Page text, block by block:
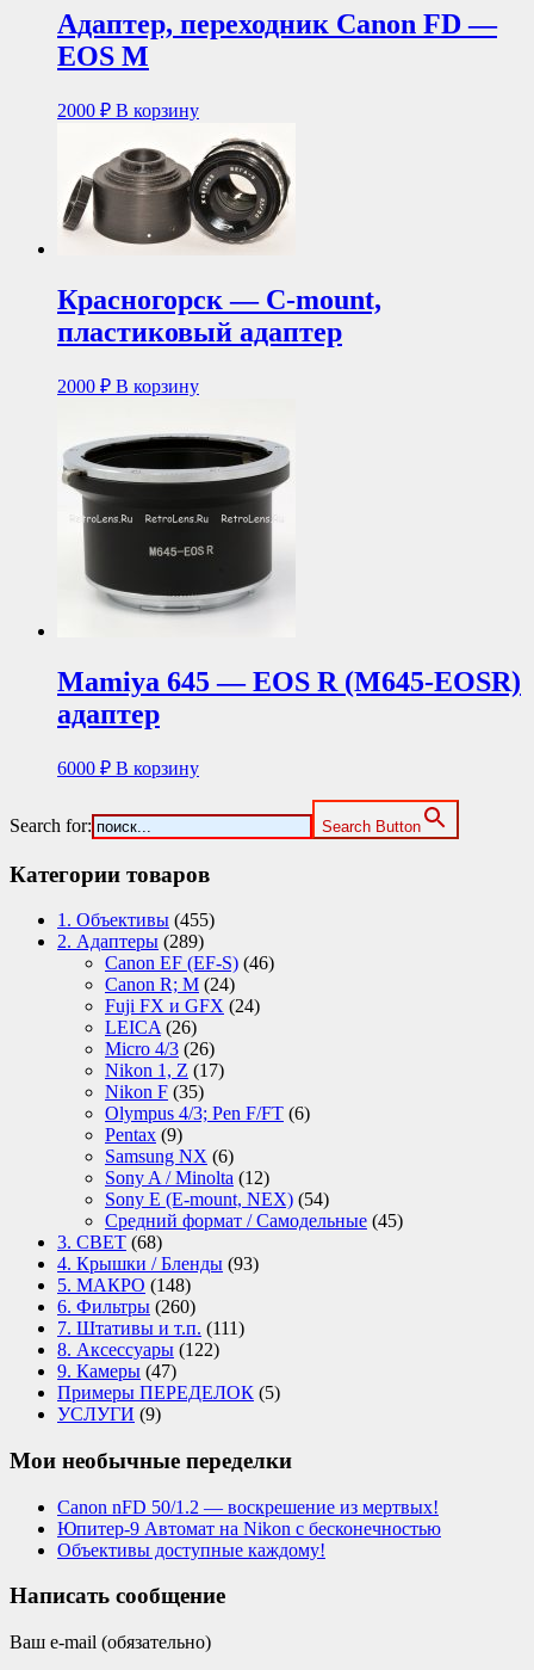
Адаптер, переходник Canon FD —
EOS M
2000 ₽ В корзину
Красногорск — C-mount,
пластиковый адаптер
2000 ₽ В корзину
Mamiya 645 — EOS R (M645-EOSR)
адаптер
6000 ₽ В корзину
Search for: Search Button
Категории товаров
1. Объективы (455)
2. Адаптеры (289)
Canon EF (EF-S) (46)
Canon R; M (24)
Fuji FX и GFX (24)
LEICA (26)
Micro 4/3 (26)
Nikon 1, Z (17)
Nikon F (35)
Olympus 4/3; Pen F/FT (6)
Pentax (9)
Samsung NX (6)
Sony A / Minolta (12)
Sony E (E-mount, NEX) (54)
Средний формат / Самодельные (45)
3. СВЕТ (68)
4. Крышки / Бленды (93)
5. МАКРО (148)
6. Фильтры (260)
7. Штативы и т.п. (111)
8. Аксессуары (122)
9. Камеры (47)
Примеры ПЕРЕДЕЛОК (5)
УСЛУГИ (9)
Мои необычные переделки
Canon nFD 50/1.2 — воскрешение из мертвых!
Юпитер-9 Автомат на Nikon с бесконечностью
Объективы доступные каждому!
Написать сообщение
Ваш e-mail (обязательно)